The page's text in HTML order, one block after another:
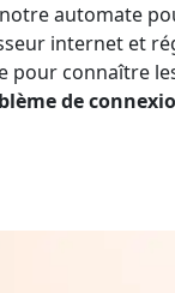
automate
internet et
pour connaître
de